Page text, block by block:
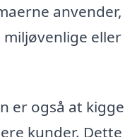
anvender,
eller
er også at kigge
kunder. Dette